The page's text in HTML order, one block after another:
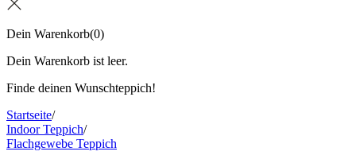
Dein Warenkorb(0)
Dein Warenkorb ist leer.
Finde deinen Wunschteppich!
Startseite/
Indoor Teppich/
Flachgewebe Teppich